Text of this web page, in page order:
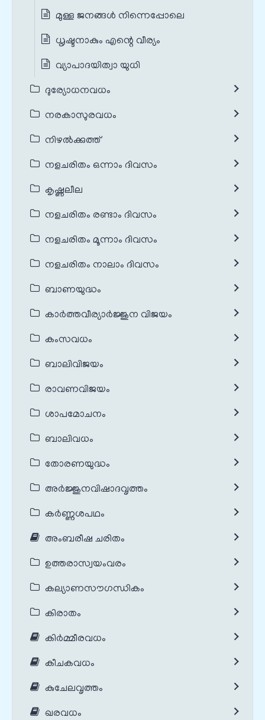
മുള്ള ജനങ്ങൾ നിന്നെപ്പോലെ
ധൃഷ്ടനാകും എന്റെ വീര്യം
വ്യാപാദയിത്വാ യുധി
ദുര്യോധനവധം
നരകാസുരവധം
നിഴൽക്കുത്ത്
നളചരിതം ഒന്നാം ദിവസം
കൃഷ്ണലീല
നളചരിതം രണ്ടാം ദിവസം
നളചരിതം മൂന്നാം ദിവസം
നളചരിതം നാലാം ദിവസം
ബാണയുദ്ധം
കാർത്തവീര്യാർജ്ജുന വിജയം
കംസവധം
ബാലിവിജയം
രാവണവിജയം
ശാപമോചനം
ബാലിവധം
തോരണയുദ്ധം
അർജ്ജുനവിഷാദവൃത്തം
കർണ്ണശപഥം
അംബരീഷ ചരിതം
ഉത്തരാസ്വയംവരം
കല്യാണസൗഗന്ധികം
കിരാതം
കിർമ്മീരവധം
കീചകവധം
കുചേലവൃത്തം
ഖരവധം